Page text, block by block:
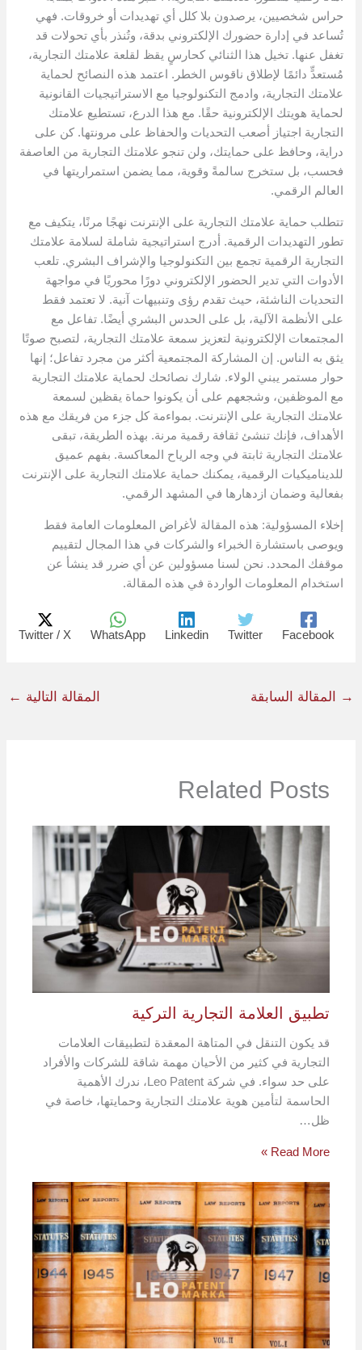
حراس شخصيين، يرصدون بلا كلل أي تهديدات أو خروقات. فهي
تُساعد في إدارة حضورك الإلكتروني بدقة، وتُنذر بأي تحولات قد
تغفل عنها. تخيل هذا الثنائي كحارسٍ يقظ لقلعة علامتك التجارية،
مُستعدٍّ دائمًا لإطلاق ناقوس الخطر. اعتمد هذه النصائح لحماية
علامتك التجارية، وادمج التكنولوجيا مع الاستراتيجيات القانونية
لحماية هويتك الإلكترونية حقًا. مع هذا الدرع، تستطيع علامتك
التجارية اجتياز أصعب التحديات والحفاظ على مرونتها. كن على
دراية، وحافظ على حمايتك، ولن تنجو علامتك التجارية من العاصفة
فحسب، بل ستخرج سالمةً وقوية، مما يضمن استمراريتها في
العالم الرقمي.
تتطلب حماية علامتك التجارية على الإنترنت نهجًا مرنًا، يتكيف مع
تطور التهديدات الرقمية. أدرج استراتيجية شاملة لسلامة علامتك
التجارية الرقمية تجمع بين التكنولوجيا والإشراف البشري. تلعب
الأدوات التي تدير الحضور الإلكتروني دورًا محوريًا في مواجهة
التحديات الناشئة، حيث تقدم رؤى وتنبيهات آنية. لا تعتمد فقط
على الأنظمة الآلية، بل على الحدس البشري أيضًا. تفاعل مع
المجتمعات الإلكترونية لتعزيز سمعة علامتك التجارية، لتصبح صوتًا
يثق به الناس. إن المشاركة المجتمعية أكثر من مجرد تفاعل؛ إنها
حوار مستمر يبني الولاء. شارك نصائحك لحماية علامتك التجارية
مع الموظفين، وشجعهم على أن يكونوا حماة يقظين لسمعة
علامتك التجارية على الإنترنت. بمواءمة كل جزء من فريقك مع هذه
الأهداف، فإنك تنشئ ثقافة رقمية مرنة. بهذه الطريقة، تبقى
علامتك التجارية ثابتة في وجه الرياح المعاكسة. بفهم عميق
للديناميكيات الرقمية، يمكنك حماية علامتك التجارية على الإنترنت
بفعالية وضمان ازدهارها في المشهد الرقمي.
إخلاء المسؤولية: هذه المقالة لأغراض المعلومات العامة فقط
ويوصى باستشارة الخبراء والشركات في هذا المجال لتقييم
موقفك المحدد. نحن لسنا مسؤولين عن أي ضرر قد ينشأ عن
استخدام المعلومات الواردة في هذه المقالة.
Facebook
Twitter
Linkedin
WhatsApp
Twitter / X
→ المقالة السابقة المقالة التالية ←
Related Posts
تطبيق العلامة التجارية التركية
قد يكون التنقل في المتاهة المعقدة لتطبيقات العلامات
التجارية في كثير من الأحيان مهمة شاقة للشركات والأفراد
على حد سواء. في شركة Leo Patent، ندرك الأهمية
الحاسمة لتأمين هوية علامتك التجارية وحمايتها، خاصة في
ظل…
Read More »